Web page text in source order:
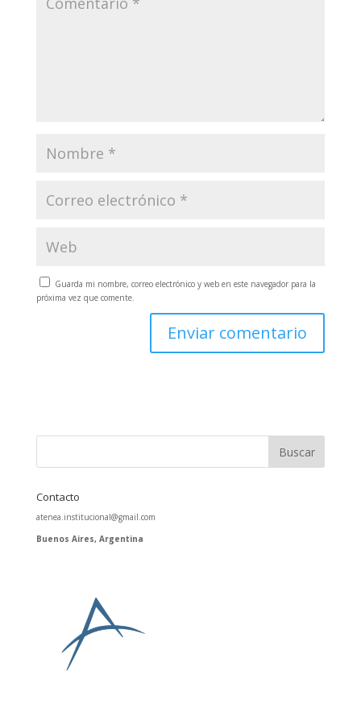
Guarda mi nombre, correo electrónico y web en este navegador para la
próxima vez que comente.
Contacto
atenea.institucional@gmail.com
Buenos Aires, Argentina